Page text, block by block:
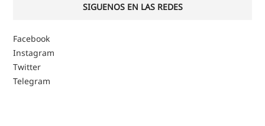
SIGUENOS EN LAS REDES
Facebook
Instagram
Twitter
Telegram